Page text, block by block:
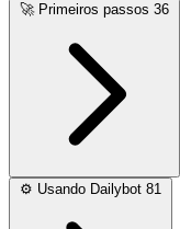
🚀 Primeiros passos 36
⚙️ Usando Dailybot 81